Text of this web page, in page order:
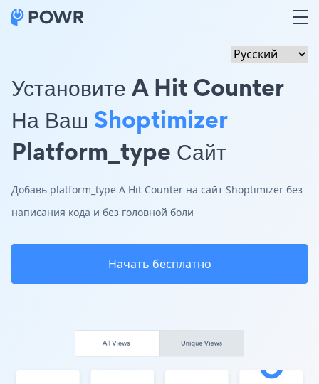
Установите A Hit Counter
На Ваш Shoptimizer
Platform_type Сайт
Добавь platform_type A Hit Counter на сайт Shoptimizer без
написания кода и без головной боли
Начать бесплатно